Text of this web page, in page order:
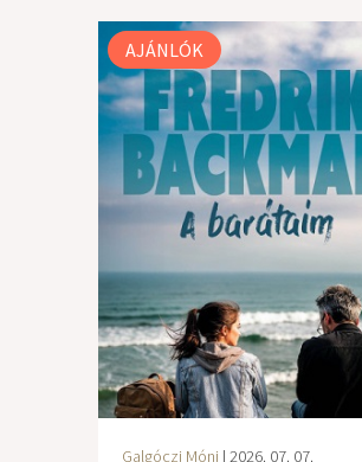
AJÁNLÓK
Galgóczi Móni | 2026. 07. 07.